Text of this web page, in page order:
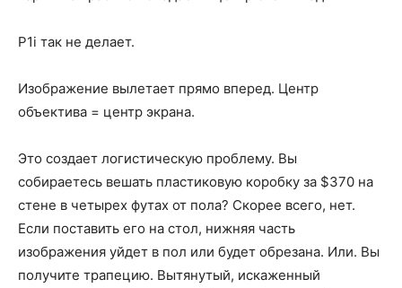
P1i так не делает.
Изображение вылетает прямо вперед. Центр
объектива = центр экрана.
Это создает логистическую проблему. Вы
собираетесь вешать пластиковую коробку за $370 на
стене в четырех футах от пола? Скорее всего, нет.
Если поставить его на стол, нижняя часть
изображения уйдет в пол или будет обрезана. Или. Вы
получите трапецию. Вытянутый, искаженный